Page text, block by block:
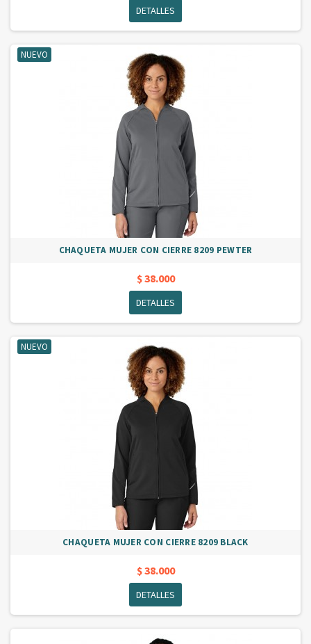
DETALLES
NUEVO
CHAQUETA MUJER CON CIERRE 8209 PEWTER
$ 38.000
DETALLES
NUEVO
CHAQUETA MUJER CON CIERRE 8209 BLACK
$ 38.000
DETALLES